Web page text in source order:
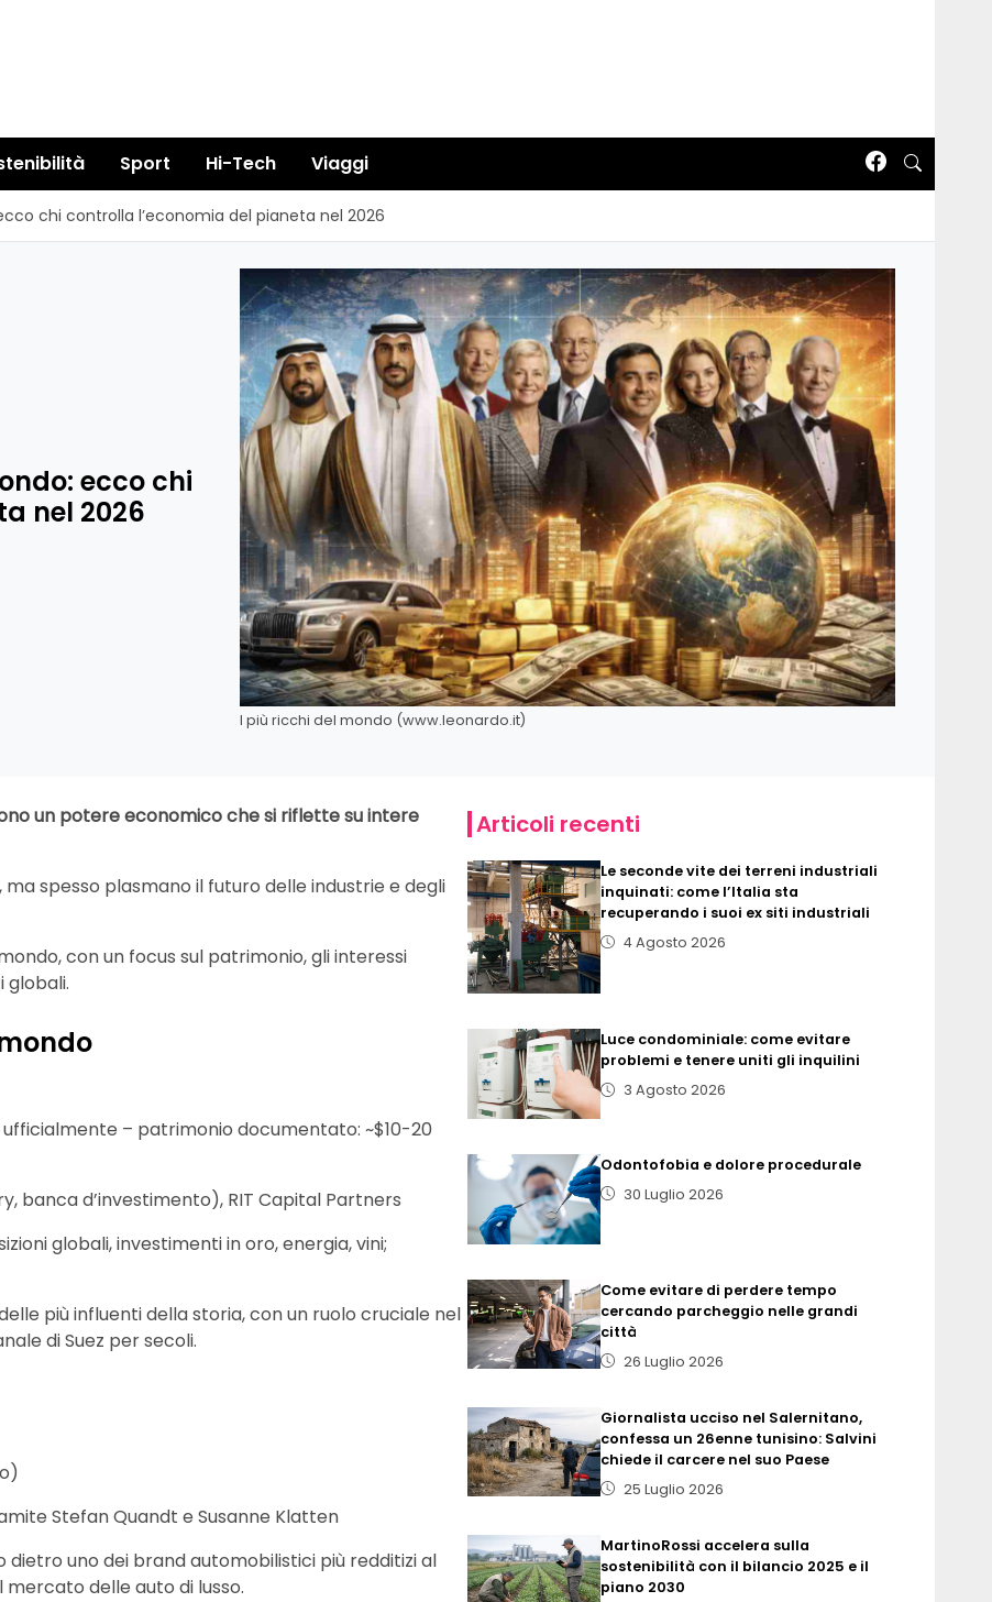
Sport Hi-Tech Viaggi
chi controlla l’economia del pianeta nel 2026
ecco chi
nel 2026
I più ricchi del mondo (www.leonardo.it)
un potere economico che si riflette su intere
spesso plasmano il futuro delle industrie e degli
con un focus sul patrimonio, gli interessi
globali.
– patrimonio documentato: ~$10-20
banca d’investimento), RIT Capital Partners
globali, investimenti in oro, energia, vini;
più influenti della storia, con un ruolo cruciale nel
di Suez per secoli.
Stefan Quandt e Susanne Klatten
dietro uno dei brand automobilistici più redditizi al
delle auto di lusso.
Articoli recenti
Le seconde vite dei terreni industriali
inquinati: come l’Italia sta
recuperando i suoi ex siti industriali
4 Agosto 2026
Luce condominiale: come evitare
problemi e tenere uniti gli inquilini
3 Agosto 2026
Odontofobia e dolore procedurale
30 Luglio 2026
Come evitare di perdere tempo
cercando parcheggio nelle grandi
città
26 Luglio 2026
Giornalista ucciso nel Salernitano,
confessa un 26enne tunisino: Salvini
chiede il carcere nel suo Paese
25 Luglio 2026
MartinoRossi accelera sulla
sostenibilità con il bilancio 2025 e il
piano 2030